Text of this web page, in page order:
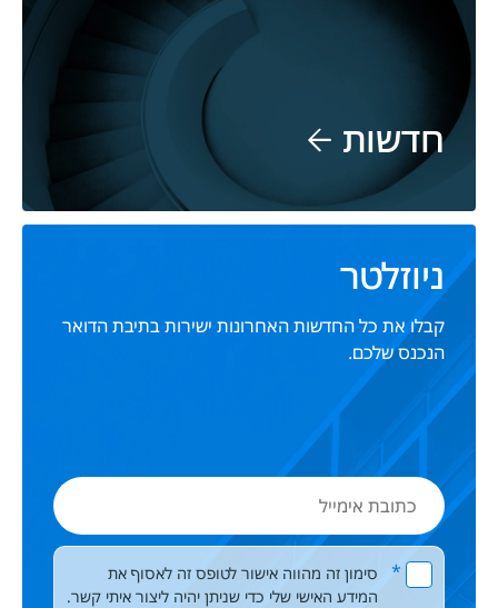
חדשות
ניוזלטר
קבלו את כל החדשות האחרונות ישירות בתיבת הדואר
הנכנס שלכם.
כתובת
אימייל
Please leave this field empty.
*
סימון זה מהווה אישור לטופס זה לאסוף את
המידע האישי שלי כדי שניתן יהיה ליצור איתי קשר.